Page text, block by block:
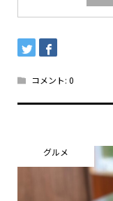
コメント: 0
グルメ